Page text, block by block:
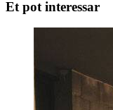
Et pot interessar